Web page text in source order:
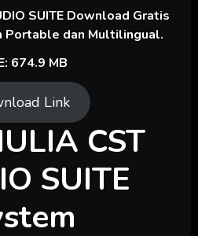
SUITE Download Gratis
Portable dan Multilingual.
674.9 MB
Link
CST
SUITE